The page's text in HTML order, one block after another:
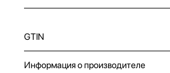
GTIN
Информация о производителе